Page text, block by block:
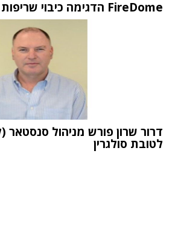
FireDome הדגימה כיבוי שריפות אוטונומי
דרור שרון פורש מניהול
לטובת סולגרין